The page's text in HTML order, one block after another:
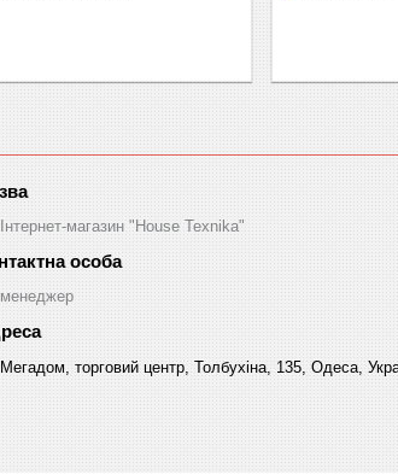
Інтернет-магазин "House Texnika"
менеджер
Мегадом, торговий центр, Толбухіна, 135, Одеса,